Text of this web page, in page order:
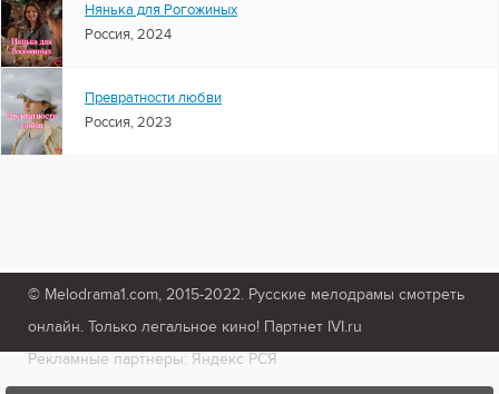
Нянька для Рогожиных
Россия, 2024
Превратности любви
Россия, 2023
© Melodrama1.com, 2015-2022. Русские мелодрамы смотреть
онлайн. Только легальное кино! Партнет IVI.ru
Рекламные партнеры: Яндекс РСЯ